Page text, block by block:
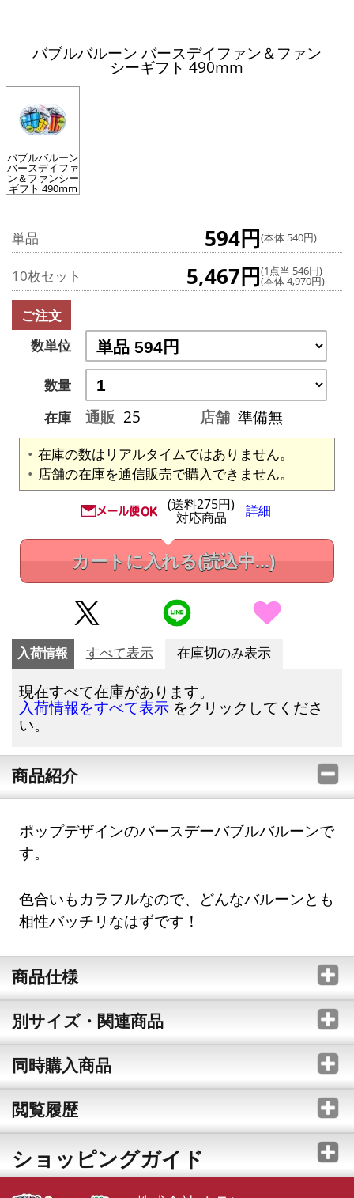
バブルバルーン バースデイファン＆ファン
シーギフト 490mm
バブルバルーン
バースデイファ
ン＆ファンシー
ギフト 490mm
単品 594円(本体 540円)
10枚セット 5,467円(1点当 546円)
(本体 4,970円)
ご注文
数単位
数量
在庫
通販 25 店舗 準備無
在庫の数はリアルタイムではありません。
店舗の在庫を通信販売で購入できません。
(送料275円)
対応商品 詳細
カートに入れる(読込中...)
入荷情報 すべて表示 在庫切のみ表示
現在すべて在庫があります。
入荷情報をすべて表示 をクリックしてくださ
い。
商品紹介
ポップデザインのバースデーバブルバルーンで
す。
色合いもカラフルなので、どんなバルーンとも
相性バッチリなはずです！
商品仕様
別サイズ・関連商品
同時購入商品
閲覧履歴
ショッピングガイド